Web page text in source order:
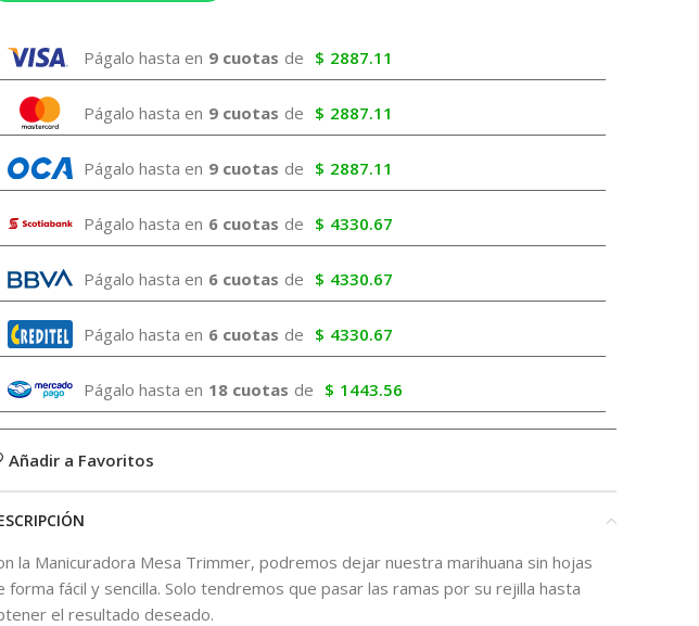
Págalo hasta en 9 cuotas de $ 2887.11
Págalo hasta en 9 cuotas de $ 2887.11
Págalo hasta en 9 cuotas de $ 2887.11
Págalo hasta en 6 cuotas de $ 4330.67
Págalo hasta en 6 cuotas de $ 4330.67
Págalo hasta en 6 cuotas de $ 4330.67
Págalo hasta en 18 cuotas de $ 1443.56
Añadir a Favoritos
la Manicuradora Mesa Trimmer, podremos dejar nuestra marihuana sin hojas
forma fácil y sencilla. Solo tendremos que pasar las ramas por su rejilla hasta
el resultado deseado.